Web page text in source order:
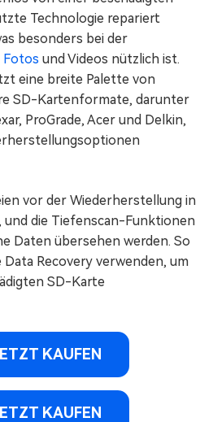
Technologie repariert
besonders bei der
Fotos und Videos nützlich ist.
eine breite Palette von
SD-Kartenformate, darunter
ProGrade, Acer und Delkin,
vor der Wiederherstellung in
und die Tiefenscan-Funktionen
Daten übersehen werden. So
Data Recovery verwenden, um
SD-Karte
KAUFEN
KAUFEN